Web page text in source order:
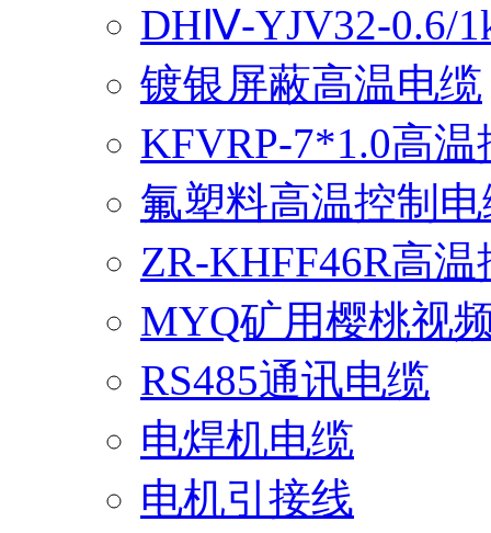
DHⅣ-YJV32-0.6/
镀银屏蔽高温电缆
KFVRP-7*1.0高
氟塑料高温控制
ZR-KHFF46R高
MYQ矿用樱桃视
RS485通讯电缆
电焊机电缆
电机引接线